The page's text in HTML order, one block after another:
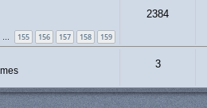
… 155 156 157 158 159
2384
3